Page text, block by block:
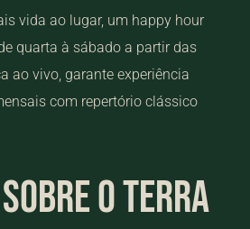
vida ao lugar, um happy hour
quarta à sábado a partir das
ao vivo, garante experiência
com repertório clássico
SOBRE O TERRA